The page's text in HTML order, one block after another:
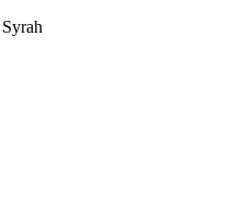
Syrah